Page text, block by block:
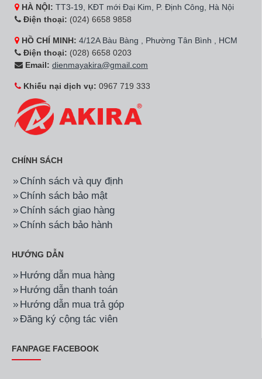
HÀ NỘI: TT3-19, KĐT mới Đại Kim, P. Định Công, Hà Nội
Điện thoại: (024) 6658 9858
HỒ CHÍ MINH: 4/12A Bàu Bàng , Phường Tân Bình , HCM
Điện thoại: (028) 6658 0203
Email: dienmayakira@gmail.com
Khiếu nại dịch vụ: 0967 719 333
CHÍNH SÁCH
Chính sách và quy định
Chính sách bảo mật
Chính sách giao hàng
Chính sách bảo hành
HƯỚNG DẪN
Hướng dẫn mua hàng
Hướng dẫn thanh toán
Hướng dẫn mua trả góp
Đăng ký cộng tác viên
FANPAGE FACEBOOK